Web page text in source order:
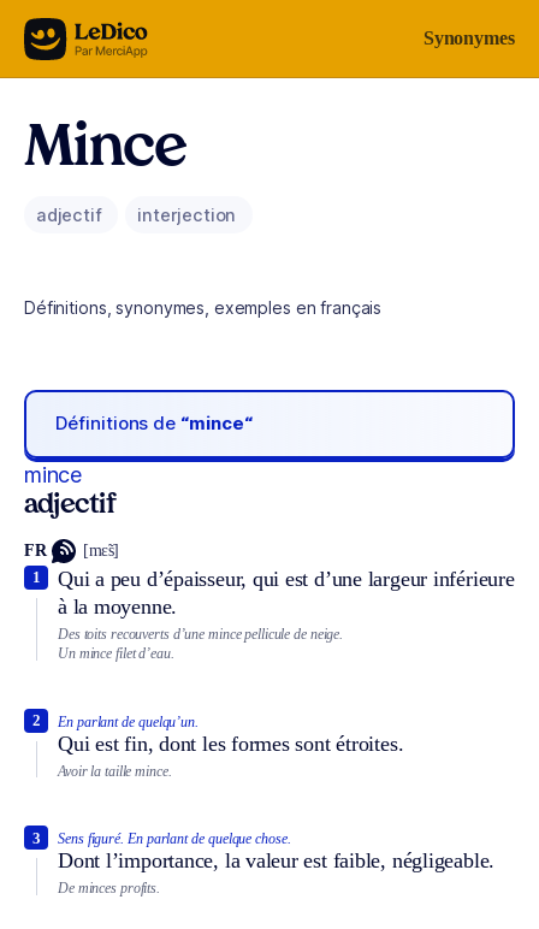
Aller au contenu Synonymes
Mince
adjectif interjection
Définitions, synonymes, exemples en français
Définitions de “mince“
mince
adjectif
FR [mɛ̃s]
Qui a peu d’épaisseur, qui est d’une largeur inférieure
à la moyenne.
1
Des toits recouverts d’une mince pellicule de neige.
Un mince filet d’eau.
En parlant de quelqu’un.
Qui est fin, dont les formes sont étroites.
2
Avoir la taille mince.
Sens figuré. En parlant de quelque chose.
Dont l’importance, la valeur est faible, négligeable.
3
De minces profits.